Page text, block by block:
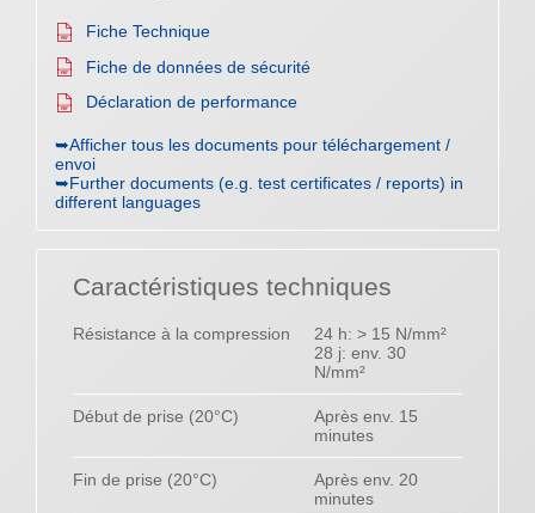
Fiche Technique
Fiche de données de sécurité
Déclaration de performance
➥Afficher tous les documents pour téléchargement /
envoi
➥Further documents (e.g. test certificates / reports) in
different languages
Caractéristiques techniques
Résistance à la compression
24 h: > 15 N/mm²
28 j: env. 30
N/mm²
Début de prise (20°C)
Après env. 15
minutes
Fin de prise (20°C)
Après env. 20
minutes